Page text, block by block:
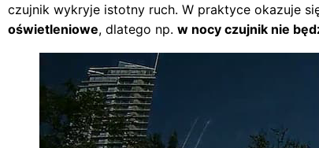
czujnik wykryje istotny ruch. W praktyce okazuje
oświetleniowe, dlatego np. w nocy czujnik nie